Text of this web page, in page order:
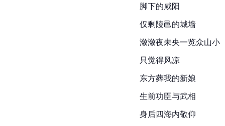
脚下的咸阳
仅剩陵邑的城墙
潋潋夜未央一览众山小
只觉得风凉
东方葬我的新娘
生前功臣与武相
身后四海内敬仰